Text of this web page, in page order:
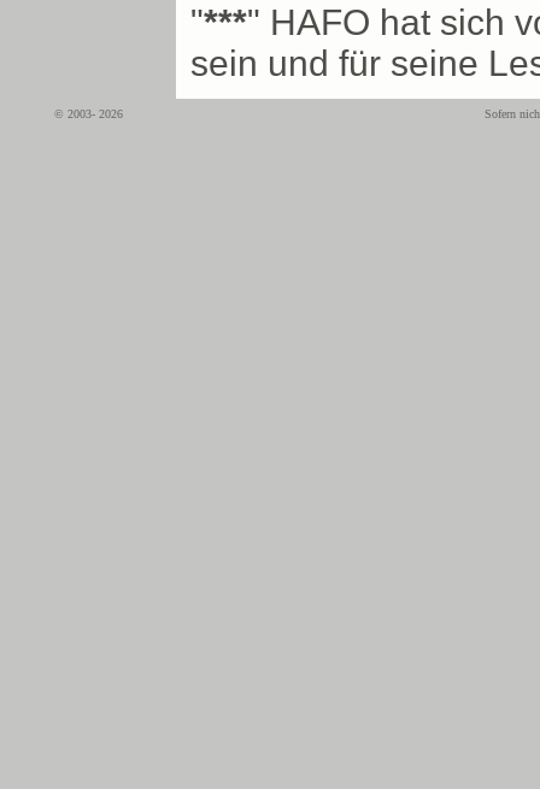
"***" HAFO hat sich
sein und für seine
© 2003- 2026 Sofern